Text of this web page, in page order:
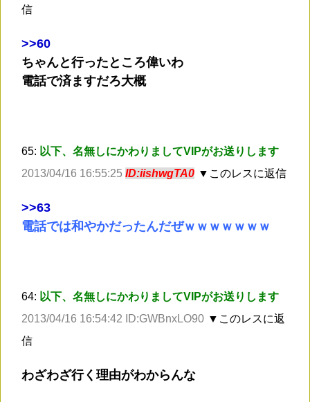
信
>>60
ちゃんと行ったところ偉いわ
電話で済ますだろ大概
65: 以下、名無しにかわりましてVIPがお送りします
2013/04/16 16:55:25 ID:iishwgTA0 ▼このレスに返信
>>63
電話では和やかだったんだぜｗｗｗｗｗｗｗ
64: 以下、名無しにかわりましてVIPがお送りします
2013/04/16 16:54:42 ID:GWBnxLO90 ▼このレスに返
信
わざわざ行く理由がわからんな